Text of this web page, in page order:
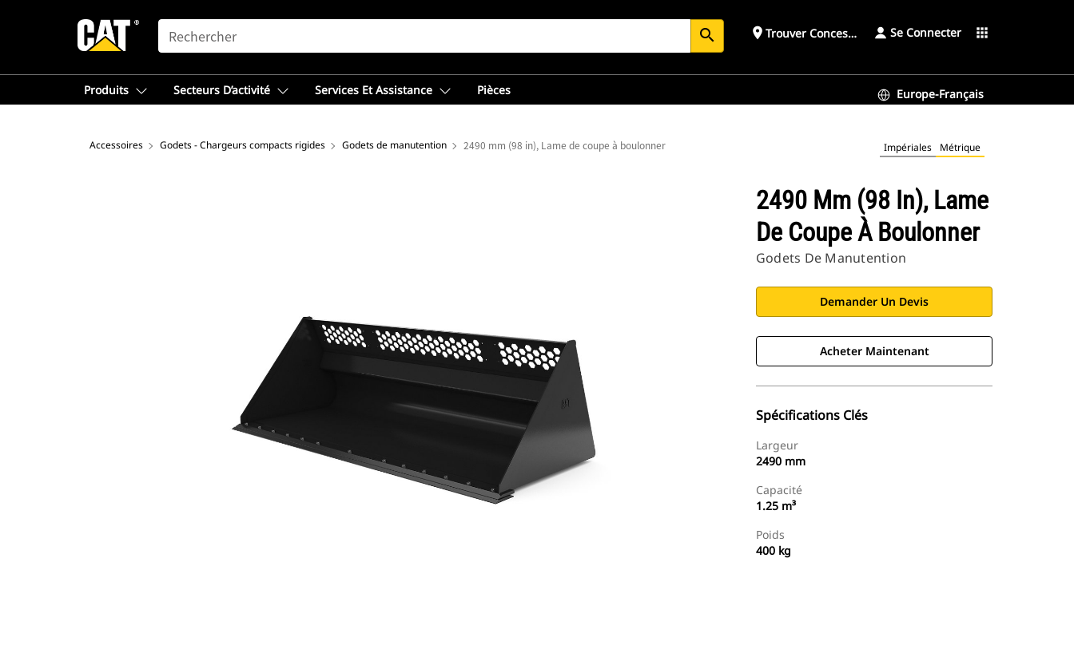
SEARCH search place Trouver ConcessionnaireSe Connecter apps
Produits Secteurs D’activité Services Et Assistance Pièces Europe-Français
Accessoires Godets - Chargeurs compacts rigides Godets de manutention 2490 mm (98 in), Lame de coupe à boulonner Impériales Métrique
2490 Mm (98 In), Lame
De Coupe À Boulonner
Godets De Manutention
Demander Un Devis
Acheter Maintenant
Spécifications Clés
Largeur
2490 mm
Capacité
1.25 m³
Poids
400 kg